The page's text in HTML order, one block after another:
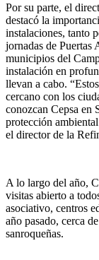
Por su parte, el
destacó la
instalaciones, tanto
jornadas de Puertas
municipios del
instalación en
llevan a cabo.
cercano con los
conozcan Cepsa en
protección
el director de la
A lo largo del año,
visitas abierto a
asociativo, centros
año pasado, cerca
sanroqueñas.